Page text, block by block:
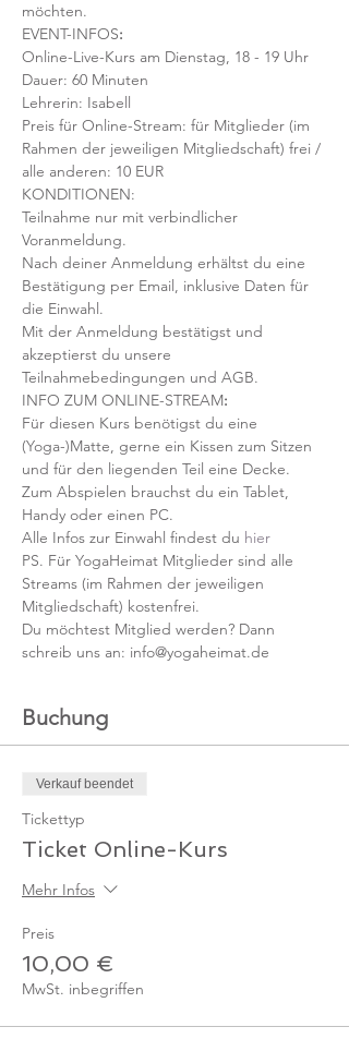
möchten.
EVENT-INFOS:
Online-Live-Kurs am Dienstag, 18 - 19 Uhr
Dauer: 60 Minuten
Lehrerin: Isabell
Preis für Online-Stream: für Mitglieder (im
Rahmen der jeweiligen Mitgliedschaft) frei /
alle anderen: 10 EUR
KONDITIONEN:
Teilnahme nur mit verbindlicher
Voranmeldung.
Nach deiner Anmeldung erhältst du eine
Bestätigung per Email, inklusive Daten für
die Einwahl.
Mit der Anmeldung bestätigst und
akzeptierst du unsere
Teilnahmebedingungen und AGB.
INFO ZUM ONLINE-STREAM:
Für diesen Kurs benötigst du eine
(Yoga-)Matte, gerne ein Kissen zum Sitzen
und für den liegenden Teil eine Decke.
Zum Abspielen brauchst du ein Tablet,
Handy oder einen PC.
Alle Infos zur Einwahl findest du hier
PS. Für YogaHeimat Mitglieder sind alle
Streams (im Rahmen der jeweiligen
Mitgliedschaft) kostenfrei.
Du möchtest Mitglied werden? Dann
schreib uns an: info@yogaheimat.de
Buchung
Verkauf beendet
Tickettyp
Ticket Online-Kurs
Mehr Infos
Preis
10,00 €
MwSt. inbegriffen